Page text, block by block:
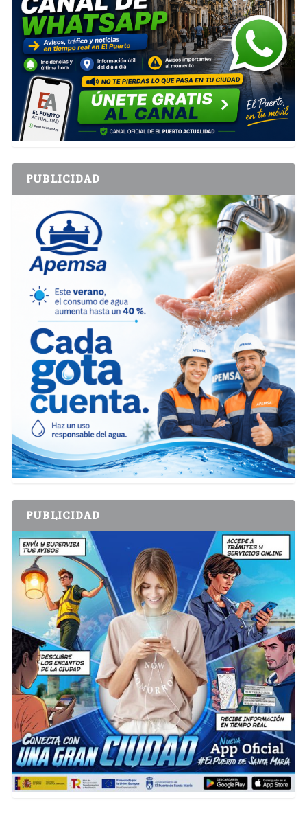
PUBLICIDAD
PUBLICIDAD